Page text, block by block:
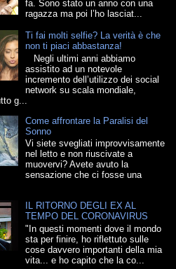
fa. Sono stato un anno con una
ragazza ma poi l’ho lasciat...
Ti fai molti selfie? La verità è che
non ti piaci abbastanza!
Negli ultimi anni abbiamo
assistito ad un notevole
incremento dell’utilizzo dei social
network su scala mondiale,
g...
Come affrontare la Paralisi del
Sonno
Vi siete svegliati improvvisamente
nel letto e non riuscivate a
muovervi? Avete avuto la
sensazione che ci fosse una
IL RITORNO DEGLI EX AL
TEMPO DEL CORONAVIRUS
"In questi momenti dove il mondo
sta per finire, ho riflettuto sulle
cose davvero importanti della mia
vita... e ho capito che la co...